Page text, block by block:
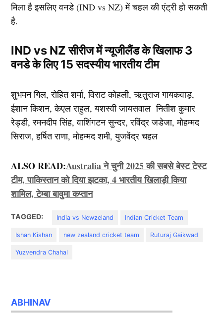
मिला है इसलिए वनडे (IND vs NZ) में चहल की एंट्री हो सकती
है.
IND vs NZ सीरीज में न्यूजीलैंड के खिलाफ 3
वनडे के लिए 15 सदस्यीय भारतीय टीम
शुभमन गिल, रोहित शर्मा, विराट कोहली, ऋतुराज गायकवाड़,
ईशान किशन, केएल राहुल, यशस्वी जायसवाल नितीश कुमार
रेड्डी, रमनदीप सिंह, वाशिंगटन सुन्दर, रविंद्र जडेजा, मोहम्मद
सिराज, हर्षित राणा, मोहम्मद शमी, युजवेंद्र चहल
ALSO READ:Australia ने चुनी 2025 की सबसे बेस्ट टेस्ट
टीम, पाकिस्तान को दिया झटका, 4 भारतीय खिलाड़ी किया
शामिल, टेम्बा बावुमा कप्तान
TAGGED: India vs Newzeland Indian Cricket Team
Ishan Kishan new zealand cricket team Ruturaj Gaikwad
Yuzvendra Chahal
ABHINAV